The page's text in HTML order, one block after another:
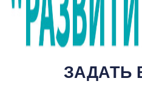
ЗАДАТЬ